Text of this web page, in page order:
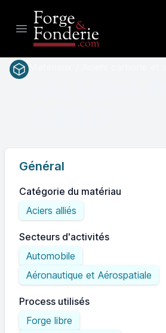
Open main menu
Général
Catégorie du matériau
Aciers alliés
Secteurs d'activités
Automobile
Aéronautique et Aérospatiale
Process utilisés
Forge libre